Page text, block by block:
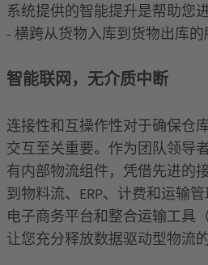
系统提供的智能提升是帮助您
- 横跨从货物入库到货物出库的
智能联网，无介质中断
连接性和互操作性对于确保仓
交互至关重要。作为团队领导
有内部物流组件，凭借先进的
到物料流、ERP、计费和运输
电子商务平台和整合运输工具
让您充分释放数据驱动型物流